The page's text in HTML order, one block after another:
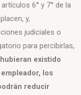
6° y 7° de la
y,
judiciales o
para percibirlas,
existido
los
reducir